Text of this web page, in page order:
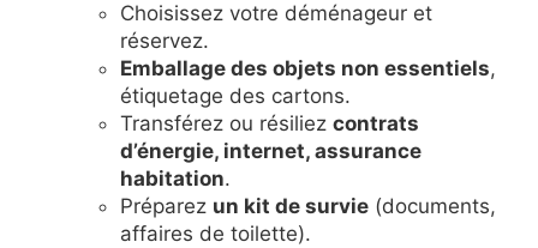
Choisissez votre déménageur et
réservez.
Emballage des objets non essentiels,
étiquetage des cartons.
Transférez ou résiliez contrats
d’énergie, internet, assurance
habitation.
Préparez un kit de survie (documents,
affaires de toilette).